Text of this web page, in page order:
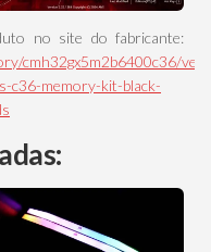
no site do fabricante:
cmh32gx5m2b6400c36/
c36-memory-kit-black-
: